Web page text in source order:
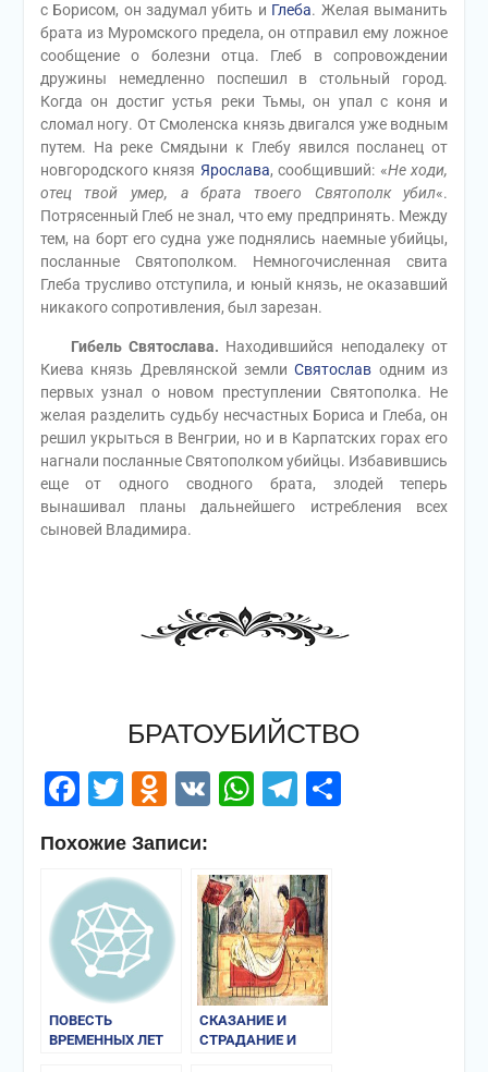
с Борисом, он задумал убить и Глеба. Желая выманить
брата из Муромского предела, он отправил ему ложное
сообщение о болезни отца. Глеб в сопровождении
дружины немедленно поспешил в стольный город.
Когда он достиг устья реки Тьмы, он упал с коня и
сломал ногу. От Смоленска князь двигался уже водным
путем. На реке Смядыни к Глебу явился посланец от
новгородского князя Ярослава, сообщивший: «Не ходи,
отец твой умер, а брата твоего Святополк убил«.
Потрясенный Глеб не знал, что ему предпринять. Между
тем, на борт его судна уже поднялись наемные убийцы,
посланные Святополком. Немногочисленная свита
Глеба трусливо отступила, и юный князь, не оказавший
никакого сопротивления, был зарезан.
Гибель Святослава. Находившийся неподалеку от
Киева князь Древлянской землиСвятослав одним из
первых узнал о новом преступлении Святополка. Не
желая разделить судьбу несчастных Бориса и Глеба, он
решил укрыться в Венгрии, но и в Карпатских горах его
нагнали посланные Святополком убийцы. Избавившись
еще от одного сводного брата, злодей теперь
вынашивал планы дальнейшего истребления всех
сыновей Владимира.
БРАТОУБИЙСТВО
Facebook
Twitter
Odnoklassniki
VKWhatsApp
Telegram
Похожие Записи:
ПОВЕСТЬ
ВРЕМЕННЫХ ЛЕТ
СКАЗАНИЕ И
СТРАДАНИЕ И